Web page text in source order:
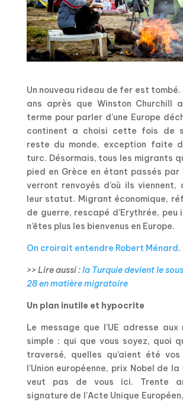
Un nouveau rideau de fer est
ans après que Winston Churchill
terme pour parler d’une Europe
continent a choisi cette fois de
reste du monde, exception faite
turc. Désormais, tous les migrants
pied en Grèce en étant passés par
verront renvoyés d’où ils viennent,
leur statut. Migrant économique,
de guerre, rescapé d’Erythrée, peu
n’êtes plus les bienvenus en Europe.
On croirait entendre Robert Ménard
>> Lire aussi :la Turquie devient le
28 en matière migratoire
Un plan inutile et hypocrite
Le message que l’UE adresse
simple : qui que vous soyez, quoi
traversé, quelles qu’aient été vos
l’Union européenne, prix Nobel de la
veut pas de vous ici. Trente
signature de l’Acte Unique